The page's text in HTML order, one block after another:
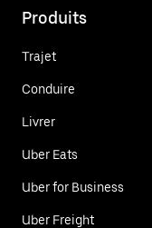
Produits
Trajet
Conduire
Livrer
Uber Eats
Uber for Business
Uber Freight